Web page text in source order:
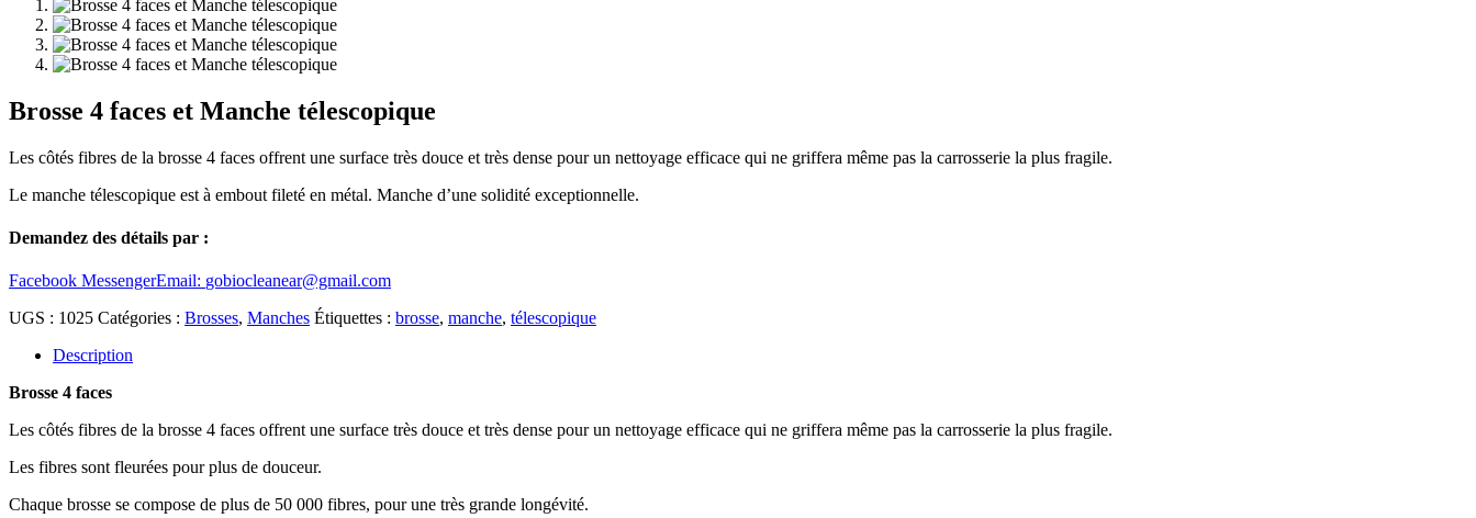
Brosse 4 faces et Manche télescopique
Les côtés fibres de la brosse 4 faces offrent une surface très douce et très dense pour un nettoyage efficace qui ne griffera même pas la carrosserie la plus fragile.
Le manche télescopique est à embout fileté en métal. Manche d’une solidité exceptionnelle.
Demandez des détails par :
Facebook MessengerEmail: gobiocleanear@gmail.com
UGS : 1025 Catégories : Brosses, Manches Étiquettes : brosse, manche, télescopique
Description
Brosse 4 faces
Les côtés fibres de la brosse 4 faces offrent une surface très douce et très dense pour un nettoyage efficace qui ne griffera même pas la carrosserie la plus fragile.
Les fibres sont fleurées pour plus de douceur.
Chaque brosse se compose de plus de 50 000 fibres, pour une très grande longévité.